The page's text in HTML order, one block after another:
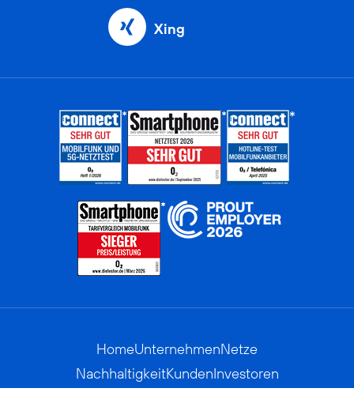
Xing
HomeUnternehmenNetze
NachhaltigkeitKundenInvestoren